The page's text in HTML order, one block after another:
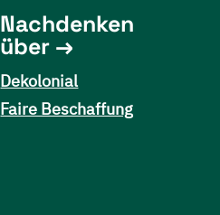
Nachdenken
über
Dekolonial
Faire Beschaffung